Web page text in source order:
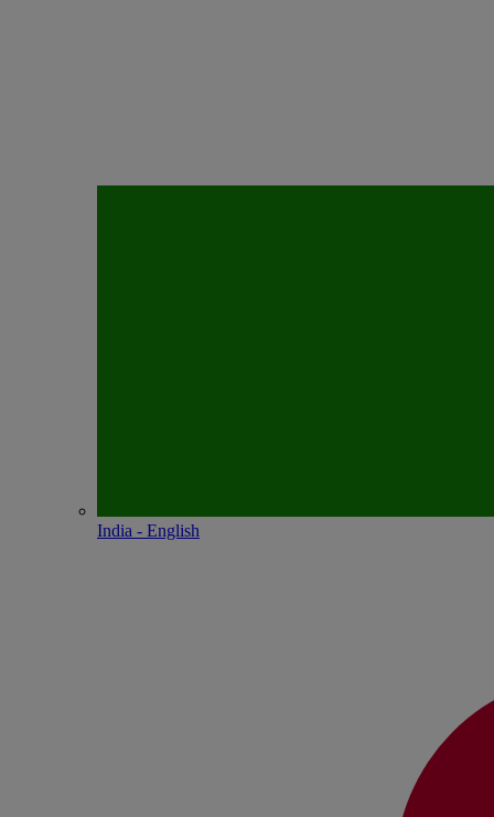
India - English